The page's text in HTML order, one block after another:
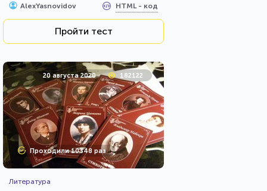
AlexYasnovidov HTML - код
Пройти тест
20 августа 2020 182122
Проходили 10348 раз
Литература